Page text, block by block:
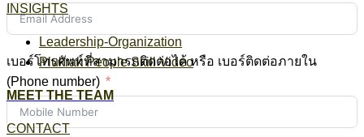
เบอร์โทรศัพท์ที่สามารถติดต่อได้ หรือ เบอร์ติดต่อภายใน
(Phone number)
INSIGHTS
Leadership-Organization
Plukrak People Skill Video
MEET THE TEAM
CONTACT